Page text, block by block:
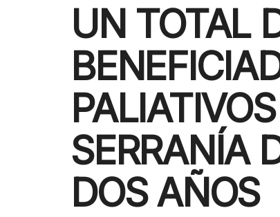
UN TOTAL
SERRANÍA
DOS AÑOS